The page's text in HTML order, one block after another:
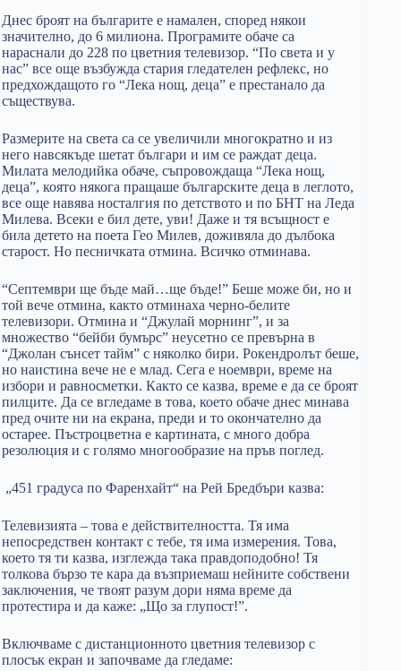
Днес броят на българите е намален, според някои
значително, до 6 милиона. Програмите обаче са
нараснали до 228 по цветния телевизор. “По света и у
нас” все още възбужда стария гледателен рефлекс, но
предхождащото го “Лека нощ, деца” е престанало да
съществува.
Размерите на света са се увеличили многократно и из
него навсякъде шетат българи и им се раждат деца.
Милата мелодийка обаче, съпровождаща “Лека нощ,
деца”, която някога пращаше българските деца в леглото,
все още навява носталгия по детството и по БНТ на Леда
Милева. Всеки е бил дете, уви! Даже и тя всъщност е
била детето на поета Гео Милев, доживяла до дълбока
старост. Но песничката отмина. Всичко отминава.
“Септември ще бъде май…ще бъде!” Беше може би, но и
той вече отмина, както отминаха черно-белите
телевизори. Отмина и “Джулай морнинг”, и за
множество “бейби бумърс” неусетно се превърна в
“Джолан сънсет тайм” с няколко бири. Рокендролът беше,
но наистина вече не е млад. Сега е ноември, време на
избори и равносметки. Както се казва, време е да се броят
пилците. Да се вгледаме в това, което обаче днес минава
пред очите ни на екрана, преди и то окончателно да
остарее. Пъстроцветна е картината, с много добра
резолюция и с голямо многообразие на пръв поглед.
„451 градуса по Фаренхайт“ на Рей Бредбъри казва:
Телевизията – това е действителността. Тя има
непосредствен контакт с тебе, тя има измерения. Това,
което тя ти казва, изглежда така правдоподобно! Тя
толкова бързо те кара да възприемаш нейните собствени
заключения, че твоят разум дори няма време да
протестира и да каже: „Що за глупост!”.
Включваме с дистанционното цветния телевизор с
плосък екран и започваме да гледаме: